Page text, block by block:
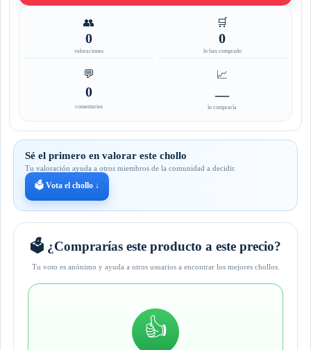
👥
0
valoraciones
🛒
0
lo han comprado
💬
0
comentarios
📈
—
lo compraría
Sé el primero en valorar este chollo
Tu valoración ayuda a otros miembros de la comunidad a decidir.
🗳️ Vota el chollo ↓
🗳️ ¿Comprarías este producto a este precio?
Tu voto es anónimo y ayuda a otros usuarios a encontrar los mejores chollos.
👍